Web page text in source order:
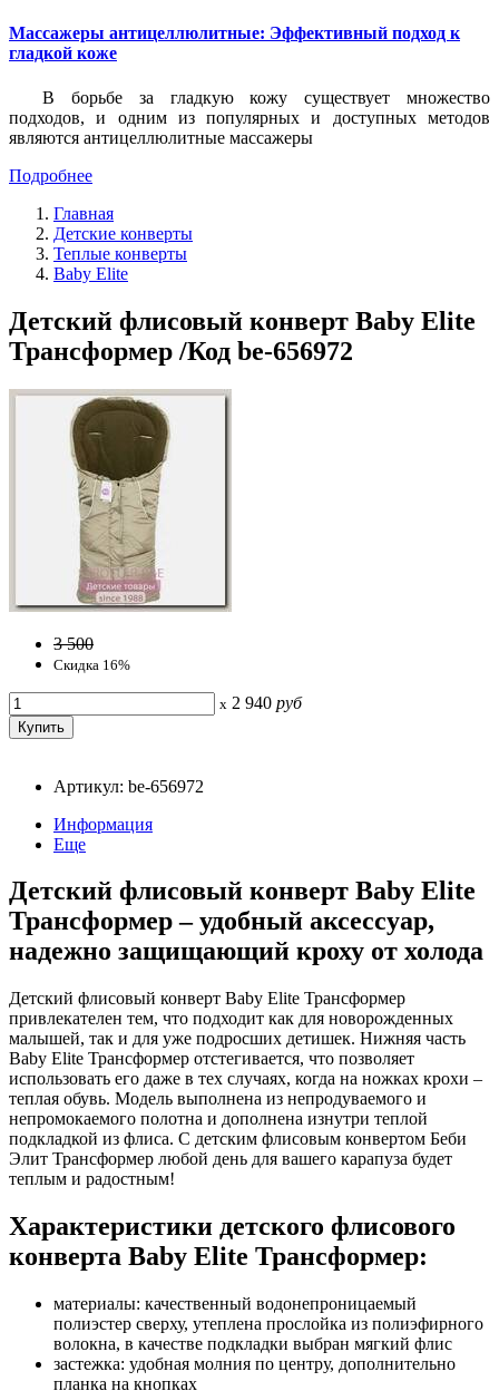
Массажеры антицеллюлитные: Эффективный подход к
гладкой коже
В борьбе за гладкую кожу существует множество
подходов, и одним из популярных и доступных методов
являются антицеллюлитные массажеры
Подробнее
Главная
Детские конверты
Теплые конверты
Baby Elite
Детский флисовый конверт Baby Elite
Трансформер /Код be-656972
3 500
Скидка 16%
x 2 940 руб
Артикул: be-656972
Информация
Еще
Детский флисовый конверт Baby Elite
Трансформер – удобный аксессуар,
надежно защищающий кроху от холода
Детский флисовый конверт Baby Elite Трансформер
привлекателен тем, что подходит как для новорожденных
малышей, так и для уже подросших детишек. Нижняя часть
Baby Elite Трансформер отстегивается, что позволяет
использовать его даже в тех случаях, когда на ножках крохи –
теплая обувь. Модель выполнена из непродуваемого и
непромокаемого полотна и дополнена изнутри теплой
подкладкой из флиса. С детским флисовым конвертом Беби
Элит Трансформер любой день для вашего карапуза будет
теплым и радостным!
Характеристики детского флисового
конверта Baby Elite Трансформер:
материалы: качественный водонепроницаемый
полиэстер сверху, утеплена прослойка из полиэфирного
волокна, в качестве подкладки выбран мягкий флис
застежка: удобная молния по центру, дополнительно
планка на кнопках